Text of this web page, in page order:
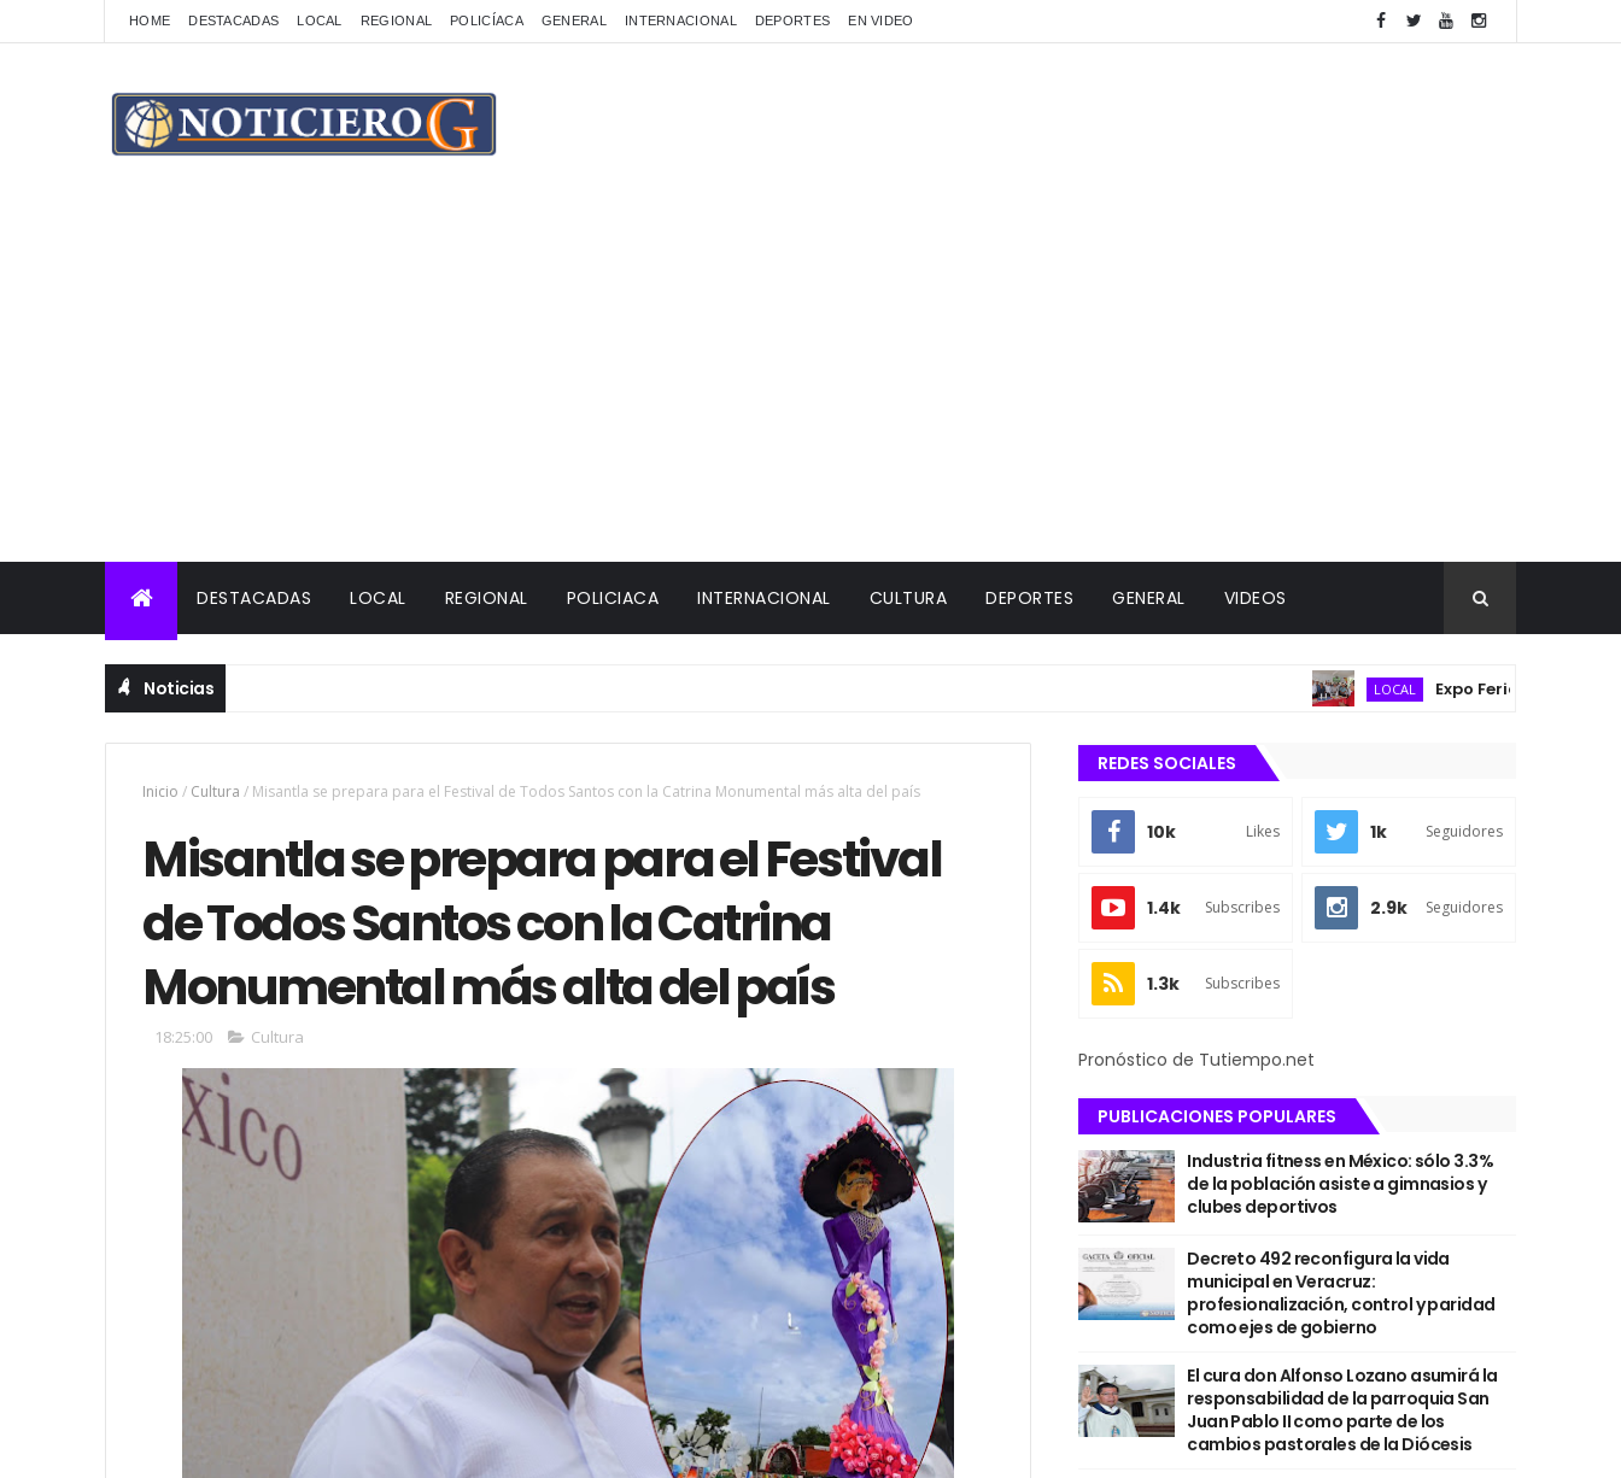
HOME DESTACADAS LOCAL REGIONAL POLICÍACA GENERAL INTERNACIONAL DEPORTES EN VIDEO
DESTACADAS LOCAL REGIONAL POLICIACA INTERNACIONAL CULTURA DEPORTES GENERAL VIDEOS
Noticias LOCAL Expo Feria Agropecuaria
Inicio / Cultura / Misantla se prepara para el Festival de Todos Santos con la Catrina Monumental más alta del país
Misantla se prepara para el Festival
de Todos Santos con la Catrina
Monumental más alta del país
18:25:00 Cultura
REDES SOCIALES
10k Likes 1k Seguidores
1.4k Subscribes 2.9k Seguidores
1.3k Subscribes
Pronóstico de Tutiempo.net
PUBLICACIONES POPULARES
Industria fitness en México: sólo 3.3%
de la población asiste a gimnasios y
clubes deportivos
Decreto 492 reconfigura la vida
municipal en Veracruz:
profesionalización, control y paridad
como ejes de gobierno
El cura don Alfonso Lozano asumirá la
responsabilidad de la parroquia San
Juan Pablo II como parte de los
cambios pastorales de la Diócesis